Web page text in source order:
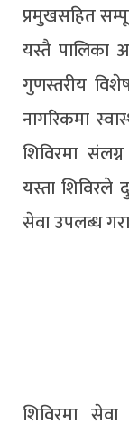
प्रमुखसहित
यस्तै पालिका
गुणस्तरीय
नागरिकमा
शिविरमा
यस्ता शिविरले
सेवा उपलब्ध
शिविरमा